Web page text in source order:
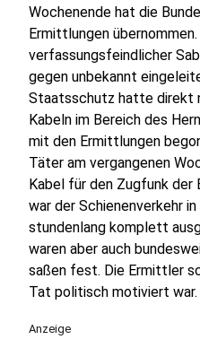
Wochenende hat die
Ermittlungen
verfassungsfeindlicher
gegen unbekannt
Staatsschutz hatte direkt
Kabeln im Bereich des
mit den Ermittlungen
Täter am vergangenen
Kabel für den Zugfunk der
war der Schienenverkehr
stundenlang komplett
waren aber auch
saßen fest. Die Ermittler
Tat politisch motiviert war.
Anzeige